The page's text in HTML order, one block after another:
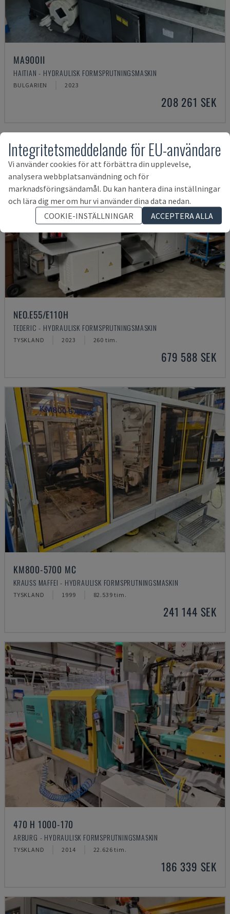
MA900ІІ
HAITIAN - HYDRAULISK FORMSPRUTNINGSMASKIN
BULGARIEN 2023
208 261 SEK
NEO.E55/E110H
TEDERIC - HYDRAULISK FORMSPRUTNINGSMASKIN
TYSKLAND 2023 260 tim.
679 588 SEK
KM800-5700 MC
KRAUSS MAFFEI - HYDRAULISK FORMSPRUTNINGSMASKIN
TYSKLAND 1999 82.539 tim.
241 144 SEK
470 H 1000-170
ARBURG - HYDRAULISK FORMSPRUTNINGSMASKIN
TYSKLAND 2014 22.626 tim.
186 339 SEK
Integritetsmeddelande för EU-användare
Vi använder cookies för att förbättra din upplevelse,
analysera webbplatsanvändning och för
marknadsföringsändamål. Du kan hantera dina inställningar
och lära dig mer om hur vi använder dina data nedan.
COOKIE-INSTÄLLNINGAR
ACCEPTERA ALLA